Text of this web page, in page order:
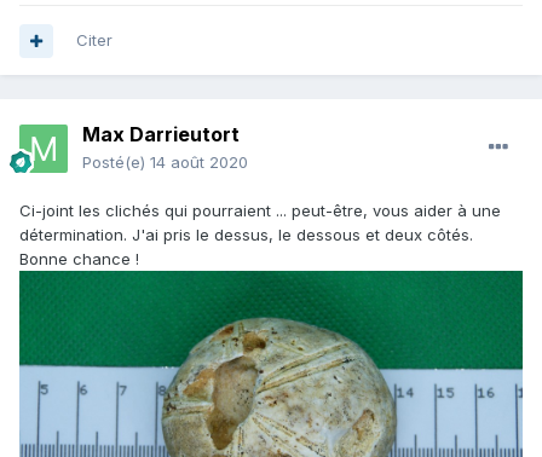
Citer
Max Darrieutort
Posté(e) 14 août 2020
Ci-joint les clichés qui pourraient ... peut-être, vous aider à une
détermination. J'ai pris le dessus, le dessous et deux côtés.
Bonne chance !